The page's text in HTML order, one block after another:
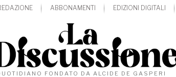
ABBONAMENTI EDIZIONI DIGITALI
FONDATO DA ALCIDE DE GASPERI